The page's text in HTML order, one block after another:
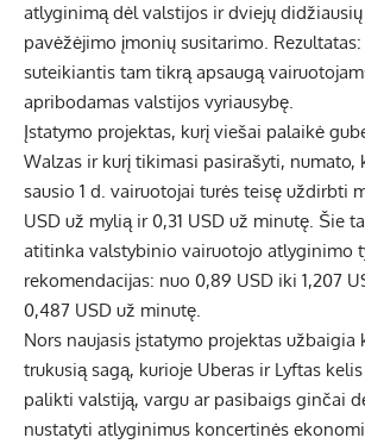
atlyginimą dėl valstijos ir dviejų
pavėžėjimo įmonių susitarimo. Rezultatas:
suteikiantis tam tikrą apsaugą
apribodamas valstijos vyriausybę.
Įstatymo projektas, kurį viešai palaikė
Walzas ir kurį tikimasi pasirašyti, numato,
sausio 1 d. vairuotojai turės teisę uždirbti
USD už mylią ir 0,31 USD už minutę. Šie
atitinka valstybinio vairuotojo atlyginimo
rekomendacijas: nuo 0,89 USD iki 1,207
0,487 USD už minutę.
Nors naujasis įstatymo projektas užbaigia
trukusią sagą, kurioje Uberas ir Lyftas
palikti valstiją, vargu ar pasibaigs ginčai
nustatyti atlyginimus koncertinės